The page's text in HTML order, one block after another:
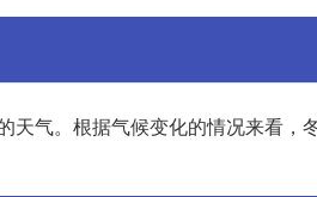
气。根据气候变化的情况来看，